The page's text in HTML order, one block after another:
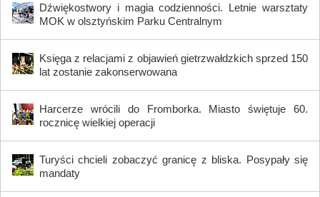
Dźwiękostwory i magia codzienności. Letnie warsztaty
MOK w olsztyńskim Parku Centralnym
Księga z relacjami z objawień gietrzwałdzkich sprzed 150
lat zostanie zakonserwowana
Harcerze wrócili do Fromborka. Miasto świętuje 60.
rocznicę wielkiej operacji
Turyści chcieli zobaczyć granicę z bliska. Posypały się
mandaty